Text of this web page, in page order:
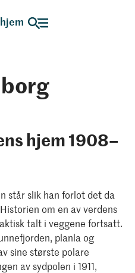
hjem 1908–
står slik han forlot det da
om en av verdens
talt i veggene fortsatt.
planla og
sine største polare
av sydpolen i 1911,